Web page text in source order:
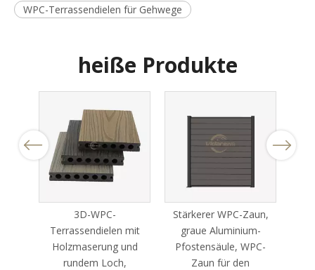
WPC-Terrassendielen für Gehwege
heiße Produkte
Previous
3D-WPC-
Terrassendielen mit
Holzmaserung und
rundem Loch,
Stärkerer WPC-Zaun,
graue Aluminium-
Pfostensäule, WPC-
Zaun für den
Next